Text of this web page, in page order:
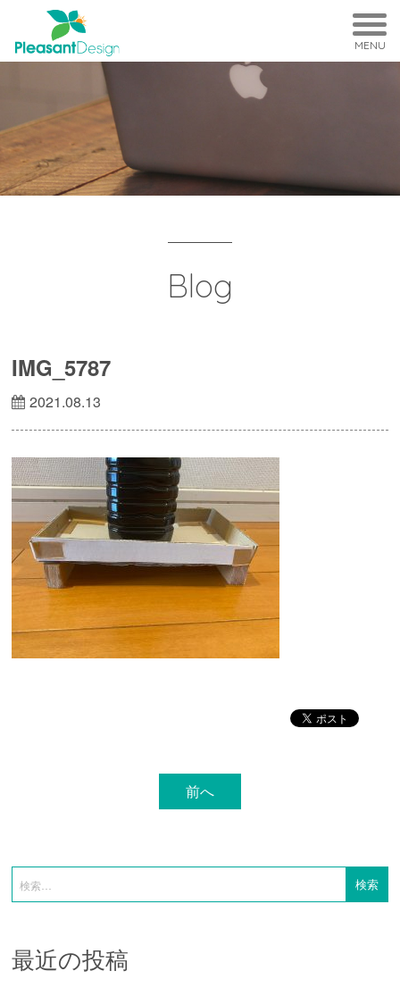
MENU
Blog
IMG_5787
2021.08.13
前へ
最近の投稿